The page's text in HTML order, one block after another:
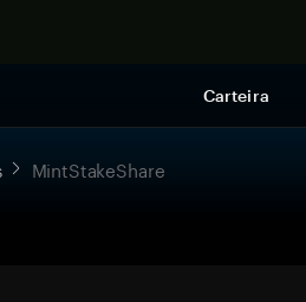
Carteira
MintStakeShare